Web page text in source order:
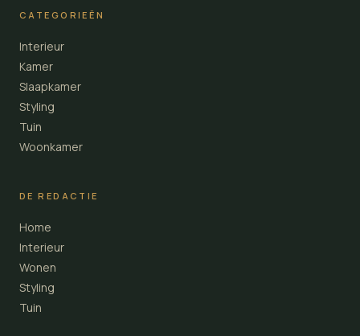
CATEGORIEËN
Interieur
Kamer
Slaapkamer
Styling
Tuin
Woonkamer
DE REDACTIE
Home
Interieur
Wonen
Styling
Tuin